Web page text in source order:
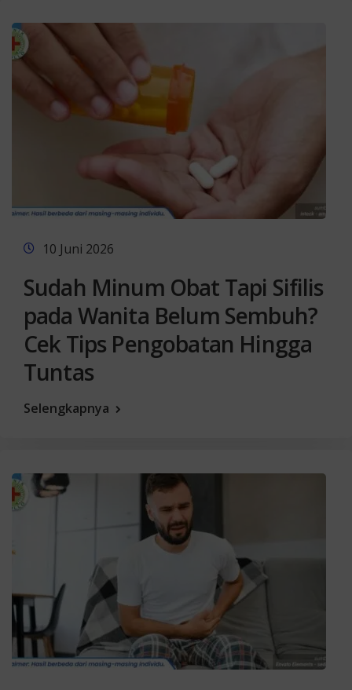
10 Juni 2026
Sudah Minum Obat Tapi Sifilis
pada Wanita Belum Sembuh?
Cek Tips Pengobatan Hingga
Tuntas
Selengkapnya